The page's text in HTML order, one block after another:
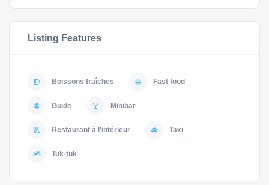
Listing Features
Boissons fraîches Fast food
Guide Minibar
Restaurant à l'intérieur Taxi
Tuk-tuk